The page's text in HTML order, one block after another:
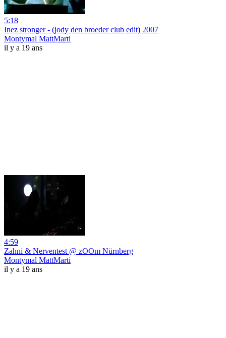
5:18
Inez stronger - (jody den broeder club edit) 2007
Montymal MattMarti
il y a 19 ans
4:59
Zahni & Nerventest @ zOOm Nürnberg
Montymal MattMarti
il y a 19 ans